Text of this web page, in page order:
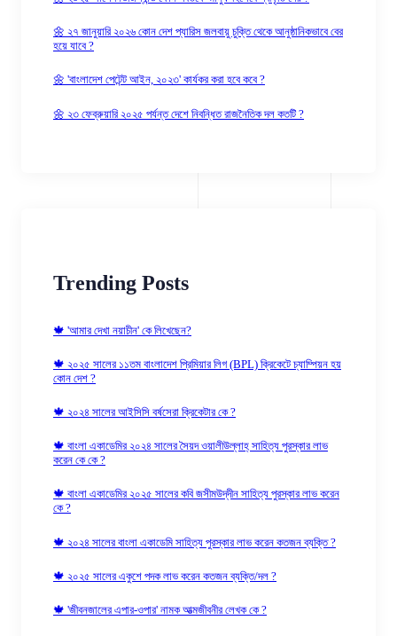
🌼 ২৭ জানুয়ারি ২০২৬ কোন দেশ প্যারিস জলবায়ু চুক্তি থেকে আনুষ্ঠানিকভাবে বের
হয়ে যাবে ?
🌼 'বাংলাদেশ পেটেন্ট আইন, ২০২৩' কার্যকর করা হবে কবে ?
🌼 ২৩ ফেব্রুয়ারি ২০২৫ পর্যন্ত দেশে নিবন্ধিত রাজনৈতিক দল কতটি ?
Trending Posts
🍁 'আমার দেখা নয়াচীন' কে লিখেছেন?
🍁 ২০২৫ সালের ১১তম বাংলাদেশ প্রিমিয়ার লিগ (BPL) ক্রিকেটে চ্যাম্পিয়ন হয়
কোন দেশ ?
🍁 ২০২৪ সালের আইসিসি বর্ষসেরা ক্রিকেটার কে ?
🍁 বাংলা একাডেমির ২০২৪ সালের সৈয়দ ওয়ালীউল্লাহ্‌ সাহিত্য পুরস্কার লাভ
করেন কে কে ?
🍁 বাংলা একাডেমির ২০২৫ সালের কবি জসীমউদ্‌দীন সাহিত্য পুরস্কার লাভ করেন
কে ?
🍁 ২০২৪ সালের বাংলা একাডেমি সাহিত্য পুরস্কার লাভ করেন কতজন ব্যক্তি ?
🍁 ২০২৫ সালের একুশে পদক লাভ করেন কতজন ব্যক্তি/দল ?
🍁 'জীবনজালের এপার-ওপার' নামক আত্মজীবনীর লেখক কে ?